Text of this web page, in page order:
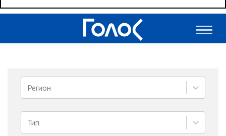
Регион
Тип